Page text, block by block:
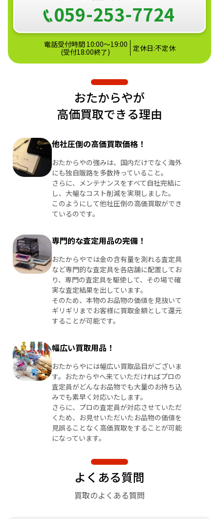
059-253-7724
電話受付時間 10:00～19:00
(受付18:00終了)
定休日:不定休
おたからやが
高価買取できる理由
他社圧倒の高価買取価格！
おたからやの強みは、国内だけでなく海外
にも独自販路を多数持っていること。
さらに、メンテナンスをすべて自社完結に
し、大幅なコスト削減を実現しました。
このようにして他社圧倒の高価買取ができ
ているのです。
専門的な査定用品の完備！
おたからやでは金の含有量を測れる査定具
など専門的な査定具を各店舗に配置してお
り、専門の査定具を駆使して、その場で確
実な査定結果を出しています。
そのため、本物のお品物の価値を見抜いて
ギリギリまでお客様に買取金額として還元
することが可能です。
幅広い買取用品！
おたからやには幅広い買取品目がございま
す。おたからやへ来ていただければプロの
査定員がどんなお品物でも大量のお持ち込
みでも素早く対応いたします。
さらに、プロの査定員が対応させていただ
くため、お見せいただいたお品物の価値を
見誤ることなく高価買取をすることが可能
になっています。
よくある質問
買取のよくある質問